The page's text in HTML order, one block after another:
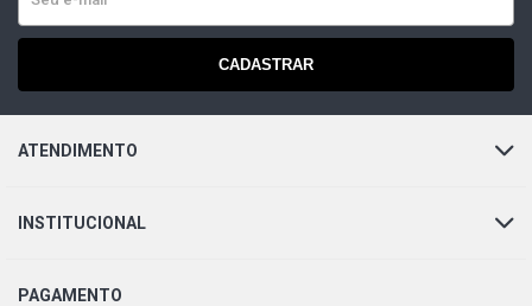
CADASTRAR
ATENDIMENTO
INSTITUCIONAL
PAGAMENTO